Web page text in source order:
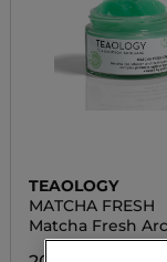
TEAOLOGY
MATCHA FRESH
Matcha Fresh